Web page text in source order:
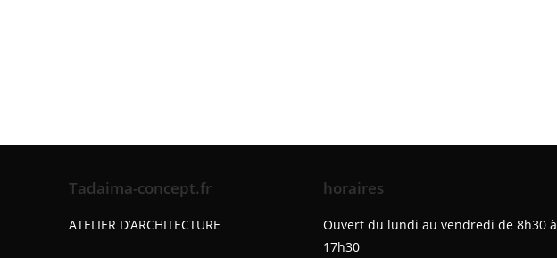
Tadaima-concept.fr
ATELIER D’ARCHITECTURE
horaires
Ouvert du lundi au vendredi de 8h30 à
17h30